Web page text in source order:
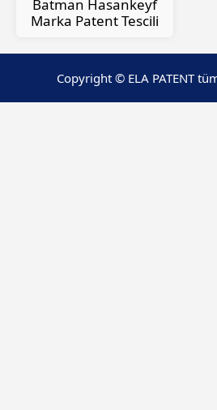
Batman Hasankeyf
Marka Patent Tescili
Copyright © ELA PATENT